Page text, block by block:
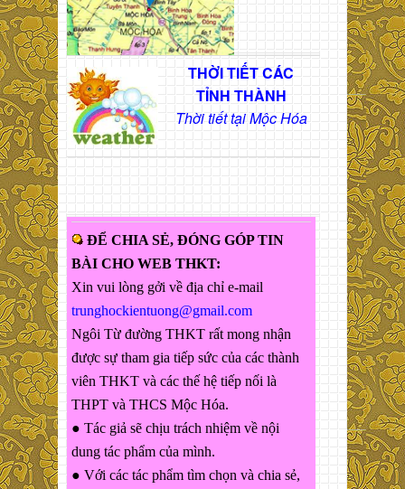
THỜI TIẾT CÁC
TỈNH THÀNH
Thời tiết tại Mộc Hóa
ĐỂ CHIA SẺ, ĐÓNG GÓP TIN
BÀI CHO WEB THKT:
Xin vui lòng gởi về địa chỉ e-mail
trunghockientuong@gmail.com
Ngôi Từ đường THKT rất mong nhận
được sự tham gia tiếp sức của các thành
viên THKT và các thế hệ tiếp nối là
THPT và THCS Mộc Hóa.
● Tác giả sẽ chịu trách nhiệm về nội
dung tác phẩm của mình.
● Với các tác phẩm tìm chọn và chia sẻ,